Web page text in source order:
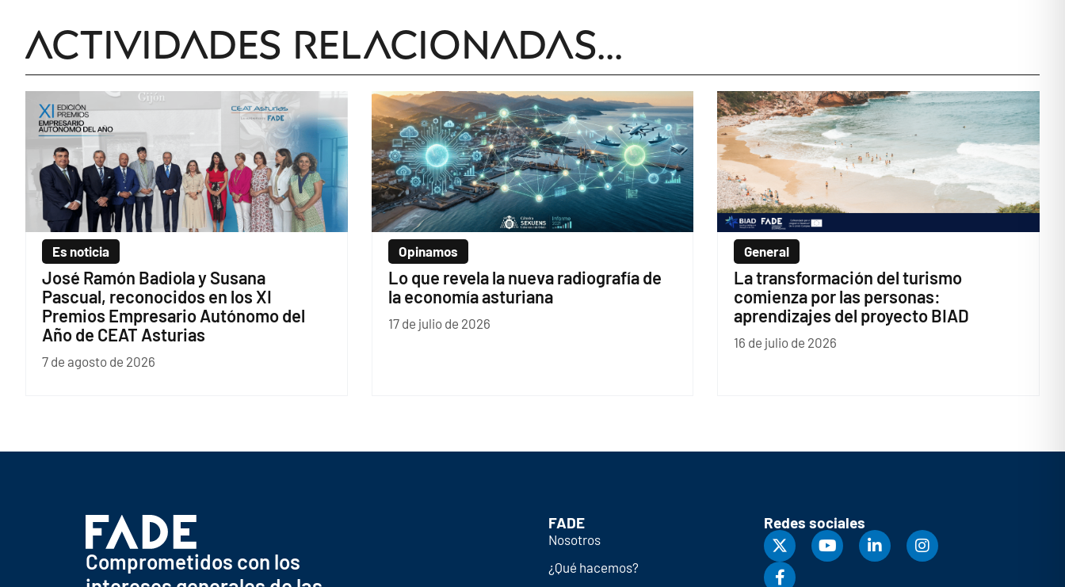
Actividades relacionadas...
Es noticia
José Ramón Badiola y Susana
Pascual, reconocidos en los XI
Premios Empresario Autónomo del
Año de CEAT Asturias
7 de agosto de 2026
Opinamos
Lo que revela la nueva radiografía de
la economía asturiana
17 de julio de 2026
General
La transformación del turismo
comienza por las personas:
aprendizajes del proyecto BIAD
16 de julio de 2026
Comprometidos con los
FADE
Nosotros
¿Qué hacemos?
Redes sociales